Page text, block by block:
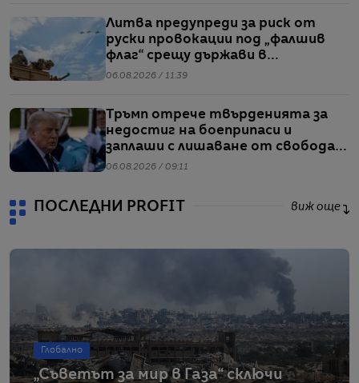
Литва предупреди за риск от
руски провокации под „фалшив
флаг“ срещу държави в
Балтийския регион
06.08.2026 / 11:39
Тръмп отрече твърденията за
недостиг на боеприпаси и
заплаши с лишаване от свобода
хората, които разпространяват
06.08.2026 / 09:11
ПОСЛЕДНИ PROFIT виж още
Глобално
„Съветът за мир в Газа“ сключи